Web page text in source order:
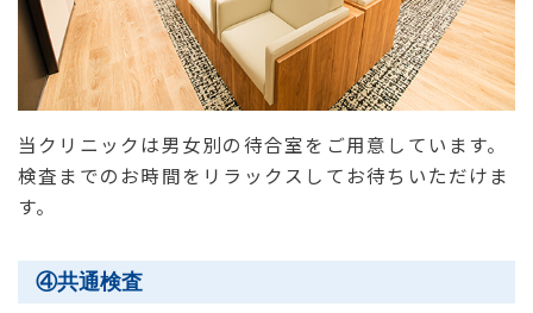
当クリニックは男女別の待合室をご用意しています。
検査までのお時間をリラックスしてお待ちいただけま
す。
④共通検査